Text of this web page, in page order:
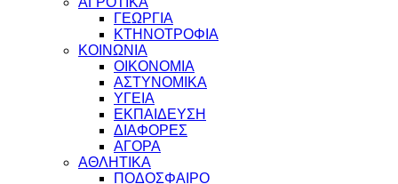
ΓΕΩΡΓΙΑ
ΚΤΗΝΟΤΡΟΦΙΑ
ΚΟΙΝΩΝΙΑ
ΟΙΚΟΝΟΜΙΑ
ΑΣΤΥΝΟΜΙΚΑ
ΥΓΕΙΑ
ΕΚΠΑΙΔΕΥΣΗ
ΔΙΑΦΟΡΕΣ
ΑΓΟΡΑ
ΑΘΛΗΤΙΚΑ
ΠΟΔΟΣΦΑΙΡΟ